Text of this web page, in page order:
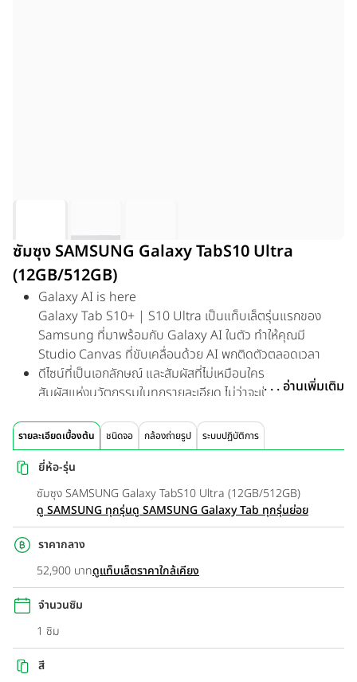
ซัมซุง SAMSUNG Galaxy TabS10 Ultra
(12GB/512GB)
Galaxy AI is here
Galaxy Tab S10+ | S10 Ultra เป็นแท็บเล็ตรุ่นแรกของ
Samsung ที่มาพร้อมกับ Galaxy AI ในตัว ทำให้คุณมี
Studio Canvas ที่ขับเคลื่อนด้วย AI พกติดตัวตลอดเวลา
ดีไซน์ที่เป็นเอกลักษณ์ และสัมผัสที่ไม่เหมือนใคร
สัมผัสแห่งนวัตกรรมในทุกรายละเอียด ไม่ว่าจะเป็นดีไซน์ใหม่
แต่ละอย่างมีความรู้สึกน่าอัศจรรย์ใจเมื่อสัมผัส
หน้าจอแสดงผลขนาดใหญ่
ดื่มด่ำกับสีสันที่ล้ำลึกและสีดำแท้จริงมากยิ่งขึ้น ซึ่งปรับให้เหมาะ
สมสำหรับจอแสดงผล Dynamic AMOLED 2X เพลิดเพลินไป
กับประสบการณ์การรับชมภาพยนตร์ด้วยความละเอียดที่เหนือ
ชั้นและการโต้ตอบที่ราบรื่นขั้นสุดบนจอแสดงผลที่หลายคน
ยอมรับว่าเป็นหน้าจอที่ดีที่สุด
แสงสะท้อนที่น้อยลง
ลดแสงสะท้อนลงและปรับปรุงความสามารถในการมองเห็นให้ดี
ยิ่งขึ้นด้วยเทคโนโลยีป้องกันแสงสะท้อนและ Vision Booster
อันทรงพลัง
ตัวช่วยเรื่องระบายความร้อน เกมหนักแค่ไหน ก็เอาอยู่
เพิ่มความตื่นเต้นด้วยหน่วยประมวลผลอันทรงพลังและรวดเร็ว
. . . อ่านเพิ่มเติม
รายละเอียดเบื้องต้น ชนิดจอ กล้องถ่ายรูป ระบบปฏิบัติการ
ยี่ห้อ-รุ่น
ซัมซุง SAMSUNG Galaxy TabS10 Ultra (12GB/512GB)
ดู SAMSUNG ทุกรุ่นดู SAMSUNG Galaxy Tab ทุกรุ่นย่อย
ราคากลาง
52,900 บาทดูแท็บเล็ตราคาใกล้เคียง
จำนวนซิม
1 ซิม
สี